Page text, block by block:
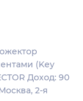
(Key
Доход: 90
2-я